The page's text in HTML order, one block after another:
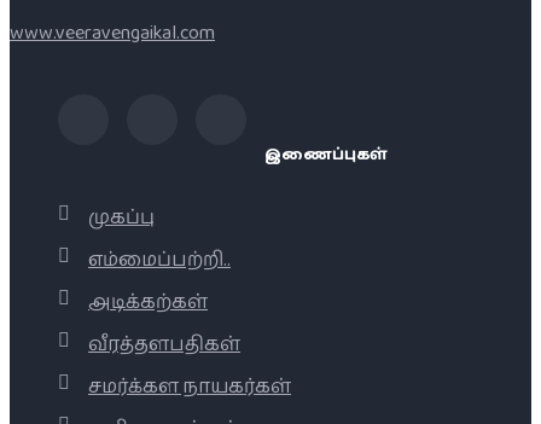
www.veeravengaikal.com
இணைப்புகள்
முகப்பு
எம்மைப்பற்றி..
அடிக்கற்கள்
வீரத்தளபதிகள்
சமர்க்கள நாயகர்கள்